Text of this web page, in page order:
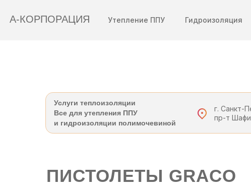
Утепление ППУ Гидроизоляция
Полимочевина
А-КОРПОРАЦИЯ
Санкт-Петербург
ПИСТОЛЕТЫ GRACO
Услуги теплоизоляции
Все для утепления ППУ
и гидроизоляции полимочевиной
г. Санкт-
пр-т